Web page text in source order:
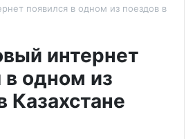
появился в одном из поездов в
интернет
в одном из
Казахстане